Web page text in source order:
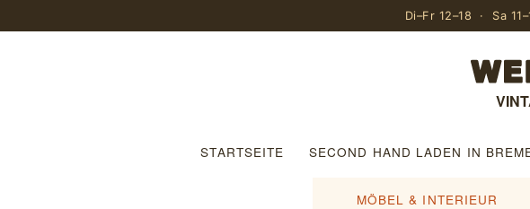
Di–Fr 12–18 · Sa
STARTSEITE SECOND HAND LADEN IN
MÖBEL & INTERIEUR